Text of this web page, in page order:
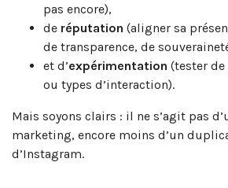
pas encore),
de réputation (aligner sa
de transparence, de
et d’expérimentation (tester
ou types d’interaction).
Mais soyons clairs : il ne s’agit pas
marketing, encore moins d’un
d’Instagram.